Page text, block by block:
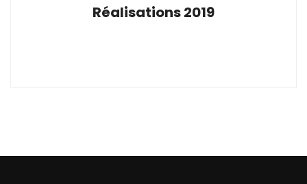
Réalisations 2019